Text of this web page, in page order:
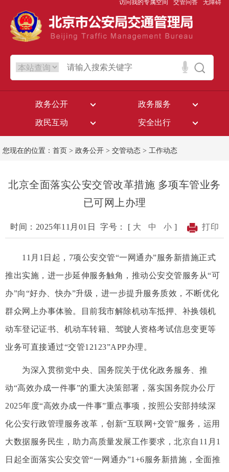
访问我的专属空间 交管问答 无障碍
政务公开 政务服务
政民互动 安全出行
您现在的位置： 首页 > 政务公开 > 交管动态 > 工作动态
北京全面落实公安交管改革措施 多项车管业务
已可网上办理
时间：2025年11月01日 字号： [ 大 中 小 ] 打印
11月1日起，7项公安交管“一网通办”服务新措施正式
推出实施，进一步延伸服务触角，推动公安交管服务从“可
办”向“好办、快办”升级，进一步提升服务质效，不断优化
群众网上办事体验。目前我市解除机动车抵押、补换领机
动车登记证书、机动车转籍、驾驶人资格考试信息变更等
业务可直接通过“交管12123”APP办理。
为深入贯彻党中央、国务院关于优化政务服务、推
动“高效办成一件事”的重大决策部署，落实国务院办公厅
2025年度“高效办成一件事”重点事项，按照公安部持续深
化公安行政管理服务改革，创新“互联网+交管”服务，运用
大数据服务民生，助力高质量发展工作要求，北京自11月1
日起全面落实公安交管“一网通办”1+6服务新措施，全面推